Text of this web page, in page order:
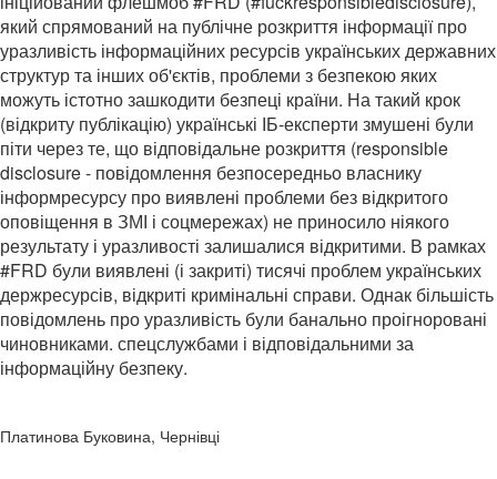
який спрямований на публічне розкриття інформації про
уразливість інформаційних ресурсів українських державних
структур та інших об'єктів, проблеми з безпекою яких
можуть істотно зашкодити безпеці країни. На такий крок
(відкриту публікацію) українські ІБ-експерти змушені були
піти через те, що відповідальне розкриття (responsible
disclosure - повідомлення безпосередньо власнику
інформресурсу про виявлені проблеми без відкритого
оповіщення в ЗМІ і соцмережах) не приносило ніякого
результату і уразливості залишалися відкритими. В рамках
#FRD були виявлені (і закриті) тисячі проблем українських
держресурсів, відкриті кримінальні справи. Однак більшість
повідомлень про уразливість були банально проігноровані
чиновниками. спецслужбами і відповідальними за
інформаційну безпеку.
Платинова Буковина, Чернівці